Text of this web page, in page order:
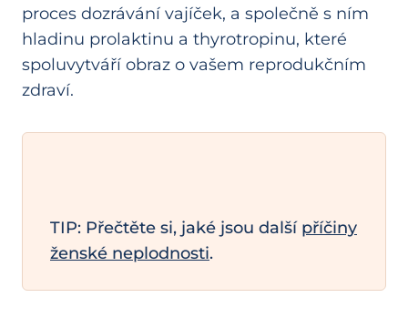
proces dozrávání vajíček, a společně s ním
hladinu prolaktinu a thyrotropinu, které
spoluvytváří obraz o vašem reprodukčním
zdraví.
TIP: Přečtěte si, jaké jsou další příčiny
ženské neplodnosti.